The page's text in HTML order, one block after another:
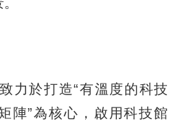
於打造“有溫度的科技
陣”為核心，啟用科技館